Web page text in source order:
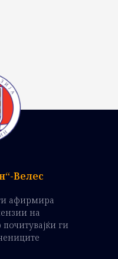
Велес
афирмира
на
ги